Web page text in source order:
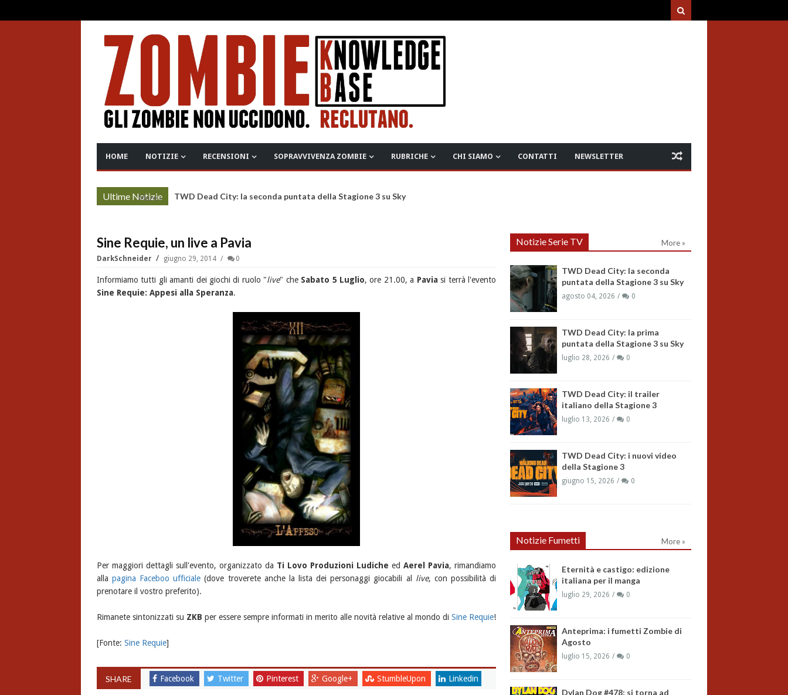
HOME NOTIZIE RECENSIONI SOPRAVVIVENZA ZOMBIE RUBRICHE CHI SIAMO CONTATTI NEWSLETTER
Ultime Notizie
More » TWD Dead City: la seconda puntata della Stagione 3 su Sky
Sine Requie, un live a Pavia
DarkSchneider giugno 29, 2014 0
Informiamo tutti gli amanti dei giochi di ruolo "live" che Sabato 5 Luglio, ore 21.00, a Paviasi terrà l'evento
Sine Requie: Appesi alla Speranza.
Per maggiori dettagli sull'evento, organizzato da Ti Lovo Produzioni Ludiche edAerel Pavia, rimandiamo
allapagina Faceboo ufficiale (dove troverete anche la lista dei personaggi giocabili al live, con possibilità di
prenotare il vostro preferito).
Rimanete sintonizzati su ZKB per essere sempre informati in merito alle novità relative al mondo di Sine Requie!
[Fonte: Sine Requie]
SHARE Facebook Twitter Pinterest Google+ StumbleUpon Linkedin
Notizie Serie TV More »
TWD Dead City: la seconda
puntata della Stagione 3 su Sky
agosto 04, 2026 0
TWD Dead City: la prima
puntata della Stagione 3 su Sky
luglio 28, 2026 0
TWD Dead City: il trailer
italiano della Stagione 3
luglio 13, 2026 0
TWD Dead City: i nuovi video
della Stagione 3
giugno 15, 2026 0
Notizie Fumetti More »
Eternità e castigo: edizione
italiana per il manga
luglio 29, 2026 0
Anteprima: i fumetti Zombie di
Agosto
luglio 15, 2026 0
Dylan Dog #478: si torna ad